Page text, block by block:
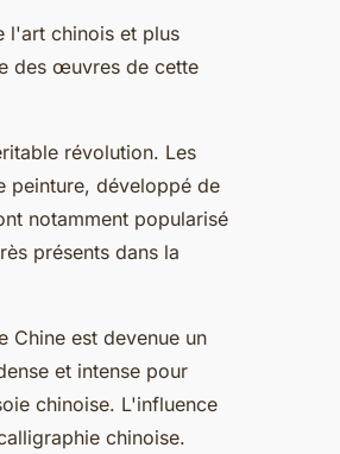
l'art chinois et plus
des œuvres de cette
révolution. Les
peinture, développé de
notamment popularisé
présents dans la
Chine est devenue un
et intense pour
chinoise. L'influence
chinoise.